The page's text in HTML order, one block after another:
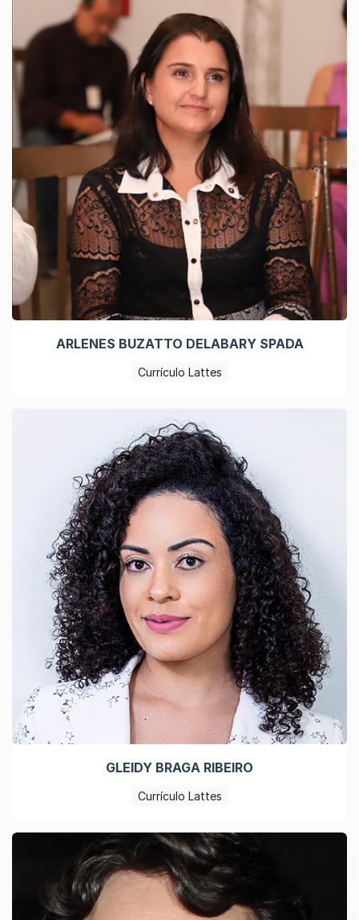
ARLENES BUZATTO DELABARY SPADA
Currículo Lattes
GLEIDY BRAGA RIBEIRO
Currículo Lattes